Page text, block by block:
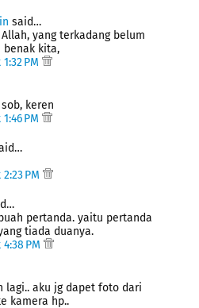
said…
yang terkadang belum
kita,
PM
keren
PM
PM
pertanda. yaitu pertanda
tiada duanya.
PM
lagi.. aku jg dapet foto dari
kamera hp..